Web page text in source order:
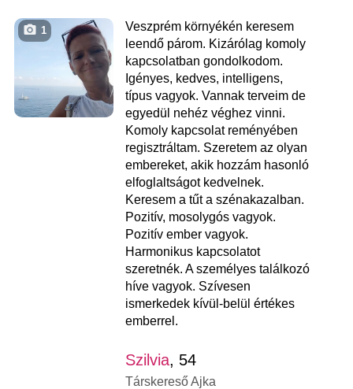
1
Veszprém környékén keresem
leendő párom. Kizárólag komoly
kapcsolatban gondolkodom.
Igényes, kedves, intelligens,
típus vagyok. Vannak terveim de
egyedül nehéz véghez vinni.
Komoly kapcsolat reményében
regisztráltam. Szeretem az olyan
embereket, akik hozzám hasonló
elfoglaltságot kedvelnek.
Keresem a tűt a szénakazalban.
Pozitív, mosolygós vagyok.
Pozitív ember vagyok.
Harmonikus kapcsolatot
szeretnék. A személyes találkozó
híve vagyok. Szívesen
ismerkedek kívül-belül értékes
emberrel.
Szilvia, 54
Társkereső Ajka